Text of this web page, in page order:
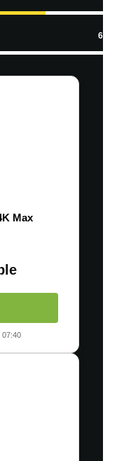
6
Max
07:40